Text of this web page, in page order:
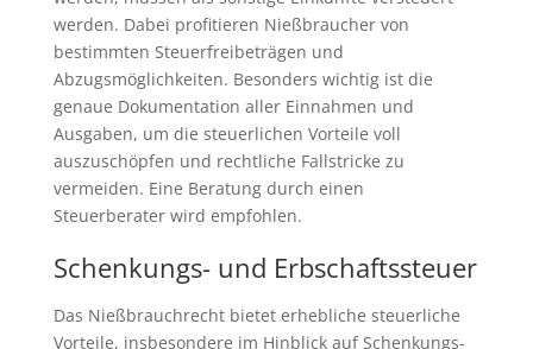
werden. Dabei profitieren Nießbraucher von
bestimmten Steuerfreibeträgen und
Abzugsmöglichkeiten. Besonders wichtig ist die
genaue Dokumentation aller Einnahmen und
Ausgaben, um die steuerlichen Vorteile voll
auszuschöpfen und rechtliche Fallstricke zu
vermeiden. Eine Beratung durch einen
Steuerberater wird empfohlen.
Schenkungs- und Erbschaftssteuer
Das Nießbrauchrecht bietet erhebliche steuerliche
Vorteile, insbesondere im Hinblick auf Schenkungs-